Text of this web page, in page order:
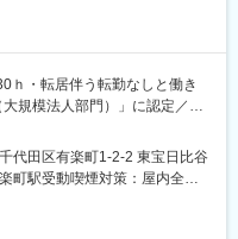
・指導
ンにおけるリスク抽出と、標
会社です。
」ブランドは元より、入居賃
ームメイト」ブランドは全国
開することが出来ています。
ｈ・転居伴う転勤なしと働き
規模法人部門）」に認定／社
／東証プライム上場の総合デ
やM&Aも積極的に行っており
代田区有楽町1-2-2 東宝日比谷
町駅受動喫煙対策：屋内全面
所